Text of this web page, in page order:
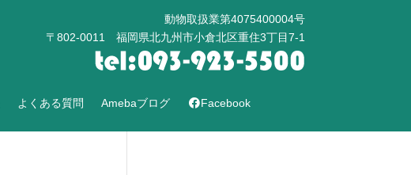
動物取扱業第4075400004号
〒802-0011 福岡県北九州市小倉北区重住3丁目7-1
よくある質問 Amebaブログ Facebook